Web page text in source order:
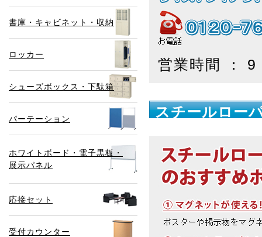
営業時間 ： 9
スチールロー
書庫・キャビネット・収納
ロッカー
シューズボックス・下駄箱
パーテーション
ホワイトボード・電子黒板・
展示パネル
応接セット
受付カウンター